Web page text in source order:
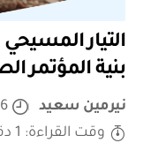
التيار
بنية المؤتمر
نيرمين سعيد
وقت القراءة: 1 دقيقة